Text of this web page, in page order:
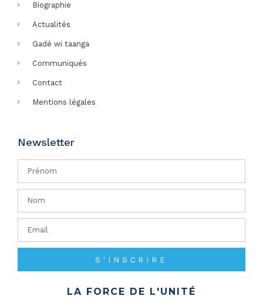
Biographie
Actualités
Gadé wi taanga
Communiqués
Contact
Mentions légales
Newsletter
S'INSCRIRE
LA FORCE DE L'UNITÉ